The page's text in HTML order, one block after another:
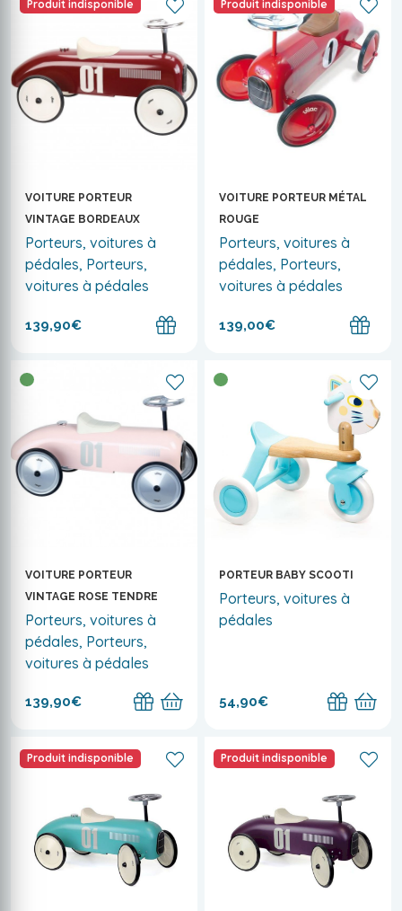
Produit indisponible
VOITURE PORTEUR
VINTAGE BORDEAUX
Porteurs, voitures à
pédales, Porteurs,
voitures à pédales
139,90€
Produit indisponible
VOITURE PORTEUR MÉTAL
ROUGE
Porteurs, voitures à
pédales, Porteurs,
voitures à pédales
139,00€
VOITURE PORTEUR
VINTAGE ROSE TENDRE
Porteurs, voitures à
pédales, Porteurs,
voitures à pédales
139,90€
PORTEUR BABY SCOOTI
Porteurs, voitures à
pédales
54,90€
Produit indisponible Produit indisponible